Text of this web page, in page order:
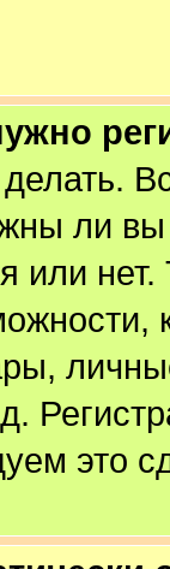
ли вы
или
это